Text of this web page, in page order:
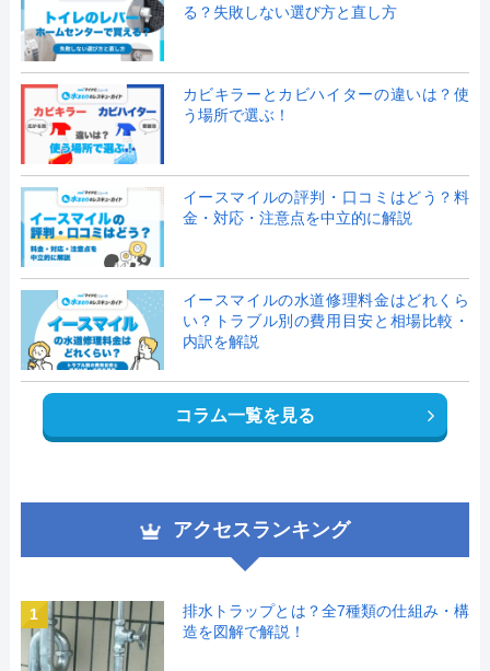
る？失敗しない選び方と直し方
カビキラーとカビハイターの違いは？使
う場所で選ぶ！
イースマイルの評判・口コミはどう？料
金・対応・注意点を中立的に解説
イースマイルの水道修理料金はどれくら
い？トラブル別の費用目安と相場比較・
内訳を解説
コラム一覧を見る
アクセスランキング
1
排水トラップとは？全7種類の仕組み・構
造を図解で解説！